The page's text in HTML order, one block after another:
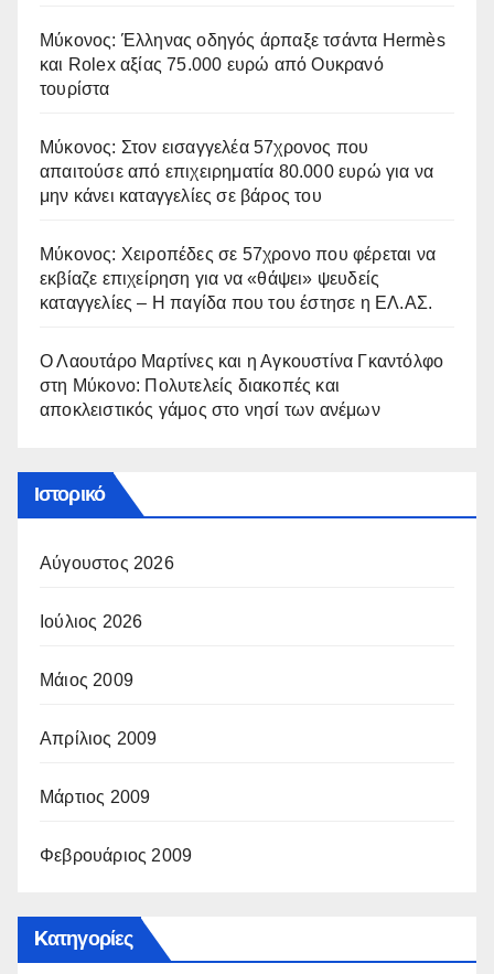
Μύκονος: Έλληνας οδηγός άρπαξε τσάντα Hermès
και Rolex αξίας 75.000 ευρώ από Ουκρανό
τουρίστα
Μύκονος: Στον εισαγγελέα 57χρονος που
απαιτούσε από επιχειρηματία 80.000 ευρώ για να
μην κάνει καταγγελίες σε βάρος του
Μύκονος: Χειροπέδες σε 57χρονο που φέρεται να
εκβίαζε επιχείρηση για να «θάψει» ψευδείς
καταγγελίες – Η παγίδα που του έστησε η ΕΛ.ΑΣ.
Ο Λαουτάρο Μαρτίνες και η Αγκουστίνα Γκαντόλφο
στη Μύκονο: Πολυτελείς διακοπές και
αποκλειστικός γάμος στο νησί των ανέμων
Ιστορικό
Αύγουστος 2026
Ιούλιος 2026
Μάιος 2009
Απρίλιος 2009
Μάρτιος 2009
Φεβρουάριος 2009
Kατηγορίες